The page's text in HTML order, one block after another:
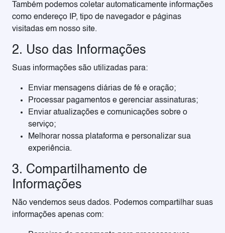
Também podemos coletar automaticamente informações
como endereço IP, tipo de navegador e páginas
visitadas em nosso site.
2. Uso das Informações
Suas informações são utilizadas para:
Enviar mensagens diárias de fé e oração;
Processar pagamentos e gerenciar assinaturas;
Enviar atualizações e comunicações sobre o
serviço;
Melhorar nossa plataforma e personalizar sua
experiência.
3. Compartilhamento de
Informações
Não vendemos seus dados. Podemos compartilhar suas
informações apenas com: